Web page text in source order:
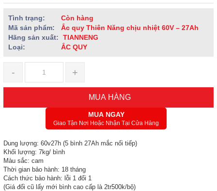
Tình trạng:
Còn hàng
Mã sản phẩm:
Ắc quy Thiên Năng chịu nhiệt 60V – 27Ah
Hãng sản xuất:
TIANNENG
Loại:
ẮC QUY
- +
MUA HÀNG
MUA NGAY
Giao Tận Nơi Hoặc Nhận Tại Cửa Hàng
Dung lượng: 60v27h (5 bình 27Ah mắc nối tiếp)
Khối lượng: 7kg/ bình
Màu sắc: cam
Thời gian bảo hành: 18 tháng
Cách thức bảo hành: lỗi 1 đổi 1
(Giá đổi cũ lấy mới bình cao cấp là 2tr500k/bộ)